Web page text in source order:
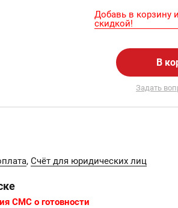
Добавь в корзину
скидкой!
В
Задать
, Счёт для юридических лиц
СМС о готовности